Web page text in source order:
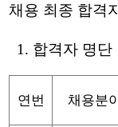
채용 최종 합격
1. 합격자 명단
연번 채용분